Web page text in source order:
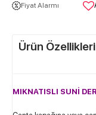
Fiyat Alarmı
Ürün Özellikleri
MIKNATISLI SUNİ